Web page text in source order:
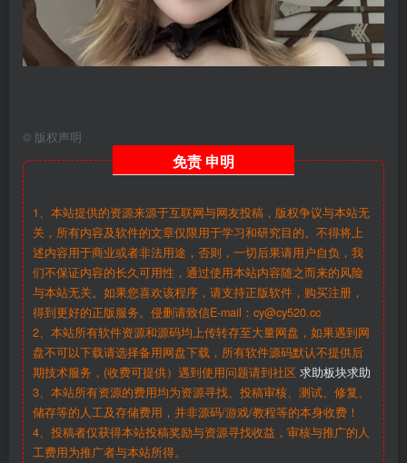
© 版权声明
免责 申明
1、本站提供的资源来源于互联网与网友投稿，版权争议与本站无
关，所有内容及软件的文章仅限用于学习和研究目的。不得将上
述内容用于商业或者非法用途，否则，一切后果请用户自负，我
们不保证内容的长久可用性，通过使用本站内容随之而来的风险
与本站无关。如果您喜欢该程序，请支持正版软件，购买注册，
得到更好的正版服务。侵删请致信E-mail：cy@cy520.cc
2、本站所有软件资源和源码均上传转存至大量网盘，如果遇到网
盘不可以下载请选择备用网盘下载，所有软件源码默认不提供后
期技术服务，(收费可提供）遇到使用问题请到社区 求助板块求助
3、本站所有资源的费用均为资源寻找、投稿审核、测试、修复、
储存等的人工及存储费用，并非源码/游戏/教程等的本身收费！
4、投稿者仅获得本站投稿奖励与资源寻找收益，审核与推广的人
工费用为推广者与本站所得。